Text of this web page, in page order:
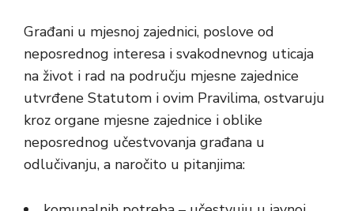
Građani u mjesnoj zajednici, poslove od
neposrednog interesa i svakodnevnog uticaja
na život i rad na području mjesne zajednice
utvrđene Statutom i ovim Pravilima, ostvaruju
kroz organe mjesne zajednice i oblike
neposrednog učestvovanja građana u
odlučivanju, a naročito u pitanjima: